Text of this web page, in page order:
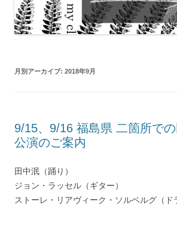
月別アーカイブ: 2018年9月
9/15、9/16 福島県 二箇所で
公演のご案内
田中泯（踊り）
ジョン・ラッセル（ギター）
ストーレ・リアヴィーク・ソルベルグ（ド